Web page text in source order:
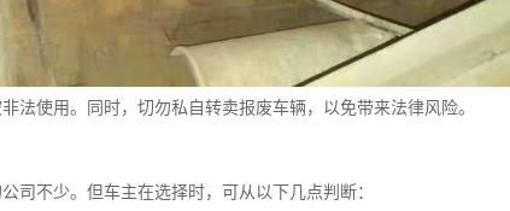
法使用。同时，切勿私自转卖报废车辆，以免带来法律风险。
司不少。但车主在选择时，可从以下几点判断：